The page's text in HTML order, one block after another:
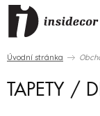
Úvodní stránka
TAPETY /